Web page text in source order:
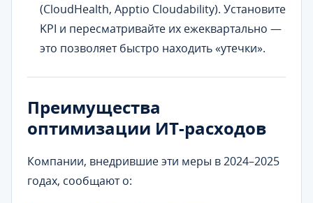
(CloudHealth, Apptio Cloudability). Установите
KPI и пересматривайте их ежеквартально —
это позволяет быстро находить «утечки».
Преимущества
оптимизации ИТ-расходов
Компании, внедрившие эти меры в 2024–2025
годах, сообщают о: